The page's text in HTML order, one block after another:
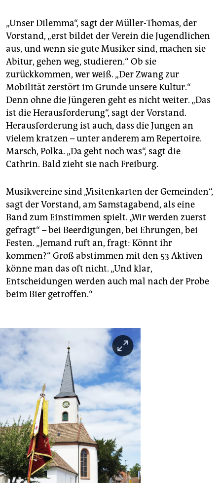
„Unser Dilemma“, sagt der Müller-Thomas, der
Vorstand, „erst bildet der Verein die Jugendlichen
aus, und wenn sie gute Musiker sind, machen sie
Abitur, gehen weg, studieren.“ Ob sie
zurückkommen, wer weiß. „Der Zwang zur
Mobilität zerstört im Grunde unsere Kultur.“
Denn ohne die Jüngeren geht es nicht weiter. „Das
ist die Herausforderung“, sagt der Vorstand.
Herausforderung ist auch, dass die Jungen an
vielem kratzen – unter anderem am Repertoire.
Marsch, Polka. „Da geht noch was“, sagt die
Cathrin. Bald zieht sie nach Freiburg.
Musikvereine sind „Visitenkarten der Gemeinden“,
sagt der Vorstand, am Samstagabend, als eine
Band zum Einstimmen spielt. „Wir werden zuerst
gefragt“ – bei Beerdigungen, bei Ehrungen, bei
Festen. „Jemand ruft an, fragt: Könnt ihr
kommen?“ Groß abstimmen mit den 53 Aktiven
könne man das oft nicht. „Und klar,
Entscheidungen werden auch mal nach der Probe
beim Bier getroffen.“